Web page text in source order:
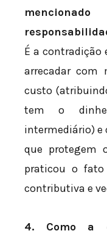
É a contradição
arrecadar com
custo
tem o
intermediário)
que protegem
praticou o fato
contributiva e
4. Como a